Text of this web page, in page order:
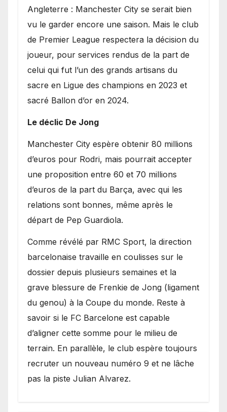
Angleterre : Manchester City se serait bien
vu le garder encore une saison. Mais le club
de Premier League respectera la décision du
joueur, pour services rendus de la part de
celui qui fut l’un des grands artisans du
sacre en Ligue des champions en 2023 et
sacré Ballon d’or en 2024.
Le déclic De Jong
​Manchester City espère obtenir 80 millions
d’euros pour Rodri, mais pourrait accepter
une proposition entre 60 et 70 millions
d’euros de la part du Barça, avec qui les
relations sont bonnes, même après le
départ de Pep Guardiola.
​Comme révélé par RMC Sport, la direction
barcelonaise travaille en coulisses sur le
dossier depuis plusieurs semaines et la
grave blessure de Frenkie de Jong (ligament
du genou) à la Coupe du monde. Reste à
savoir si le FC Barcelone est capable
d’aligner cette somme pour le milieu de
terrain. En parallèle, le club espère toujours
recruter un nouveau numéro 9 et ne lâche
pas la piste Julian Alvarez.